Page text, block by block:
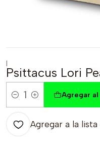
|
Psittacus Lori
Cantidad
Agregar
Agregar a la